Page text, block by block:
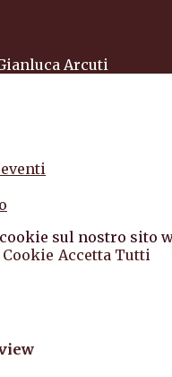
Arcuti
sul nostro sito
Accetta Tutti